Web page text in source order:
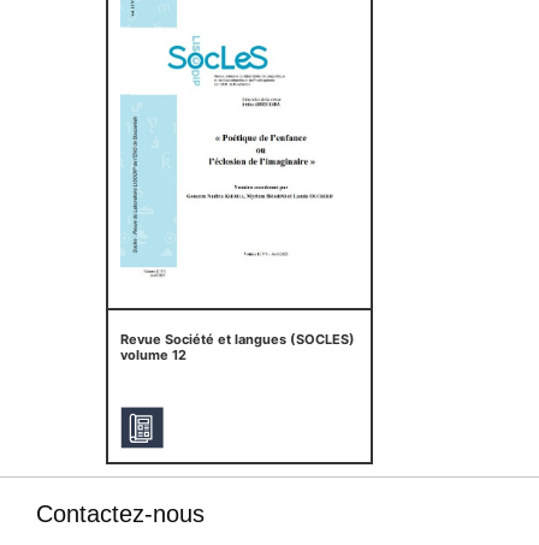
Revue Société et langues (SOCLES)
volume 12
Contactez-nous